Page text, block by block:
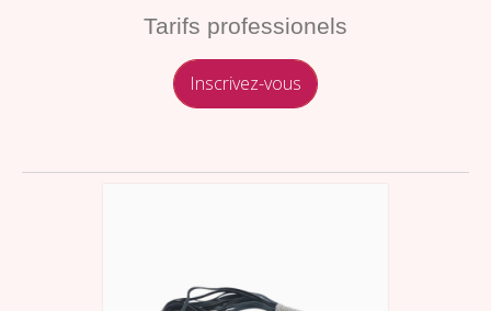
Tarifs professionels
Inscrivez-vous